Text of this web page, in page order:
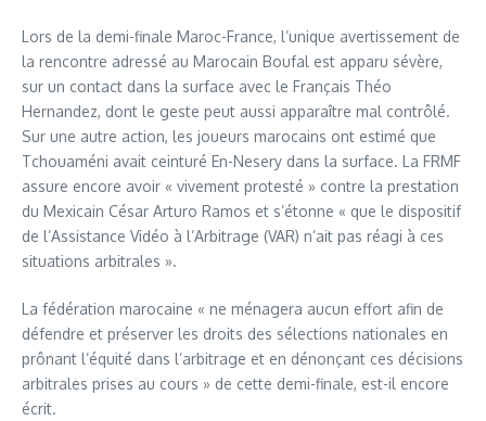
Lors de la demi-finale Maroc-France, l’unique avertissement de
la rencontre adressé au Marocain Boufal est apparu sévère,
sur un contact dans la surface avec le Français Théo
Hernandez, dont le geste peut aussi apparaître mal contrôlé.
Sur une autre action, les joueurs marocains ont estimé que
Tchouaméni avait ceinturé En-Nesery dans la surface. La FRMF
assure encore avoir « vivement protesté » contre la prestation
du Mexicain César Arturo Ramos et s’étonne « que le dispositif
de l’Assistance Vidéo à l’Arbitrage (VAR) n’ait pas réagi à ces
situations arbitrales ».
La fédération marocaine « ne ménagera aucun effort afin de
défendre et préserver les droits des sélections nationales en
prônant l’équité dans l’arbitrage et en dénonçant ces décisions
arbitrales prises au cours » de cette demi-finale, est-il encore
écrit.